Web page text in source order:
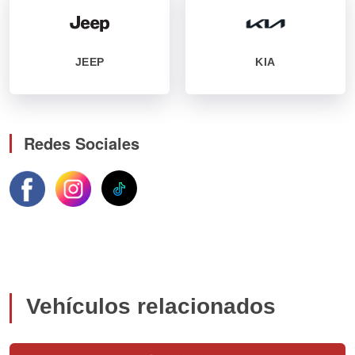
JEEP KIA
Redes Sociales
Vehículos relacionados